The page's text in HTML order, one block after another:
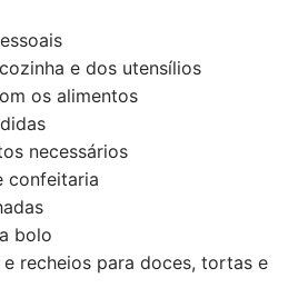
e dos utensílios
os alimentos
necessários
confeitaria
bolo
recheios para doces, tortas e